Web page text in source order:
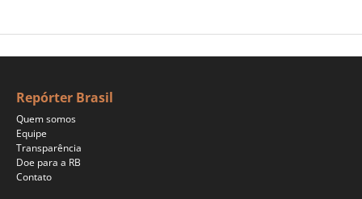
Repórter Brasil
Quem somos
Equipe
Transparência
Doe para a RB
Contato